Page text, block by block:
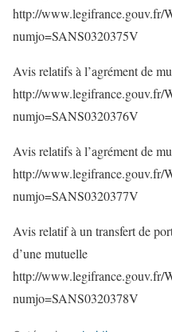
http://www.legifrance.gouv.fr/
numjo=SANS0320375V
Avis relatifs à l’agrément de
http://www.legifrance.gouv.fr/
numjo=SANS0320376V
Avis relatifs à l’agrément de
http://www.legifrance.gouv.fr/
numjo=SANS0320377V
Avis relatif à un transfert de
d’une mutuelle
http://www.legifrance.gouv.fr/
numjo=SANS0320378V